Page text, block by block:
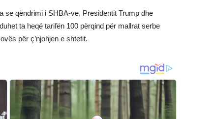
se qëndrimi i SHBA-ve, Presidentit Trump dhe
ta heqë tarifën 100 përqind për mallrat serbe
për ç’njohjen e shtetit.